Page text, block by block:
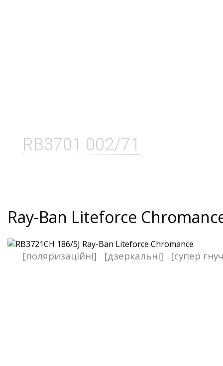
RB3701 002/71
Ray-Ban Liteforce
[поляризаційні] [дзеркальні] [супер